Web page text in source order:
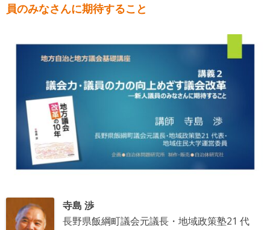
員のみなさんに期待すること
寺島 渉
長野県飯綱町議会元議長・地域政策塾21 代